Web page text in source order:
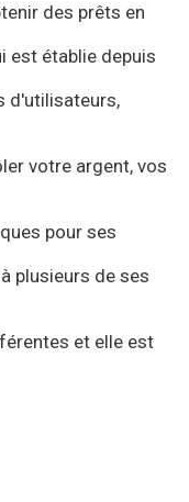
des prêts en
est établie depuis
d'utilisateurs,
votre argent, vos
pour ses
plusieurs de ses
et elle est